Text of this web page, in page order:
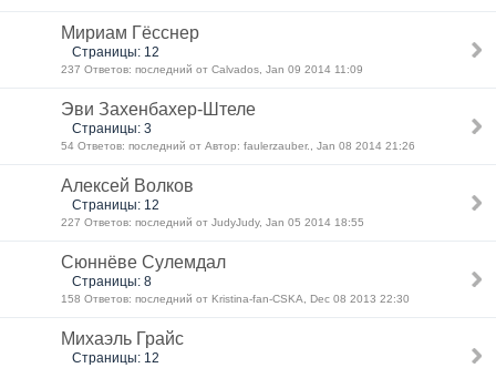
Мириам Гёсснер
Страницы: 12
237 Ответов: последний от Calvados, Jan 09 2014 11:09
Эви Захенбахер-Штеле
Страницы: 3
54 Ответов: последний от Автор: faulerzauber., Jan 08 2014 21:26
Алексей Волков
Страницы: 12
227 Ответов: последний от JudyJudy, Jan 05 2014 18:55
Сюннёве Сулемдал
Страницы: 8
158 Ответов: последний от Kristina-fan-CSKA, Dec 08 2013 22:30
Михаэль Грайс
Страницы: 12